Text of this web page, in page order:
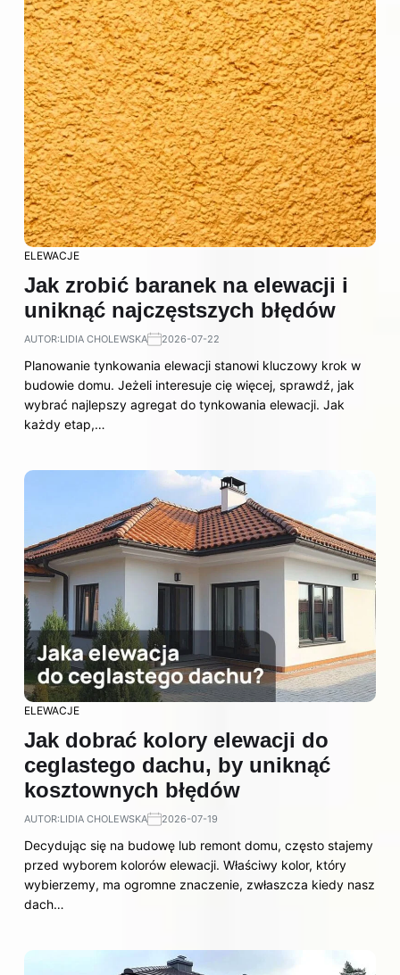
ELEWACJE
Jak zrobić baranek na elewacji i
uniknąć najczęstszych błędów
AUTOR:LIDIA CHOLEWSKA 2026-07-22
Planowanie tynkowania elewacji stanowi kluczowy krok w
budowie domu. Jeżeli interesuje cię więcej, sprawdź, jak
wybrać najlepszy agregat do tynkowania elewacji. Jak
każdy etap,…
ELEWACJE
Jak dobrać kolory elewacji do
ceglastego dachu, by uniknąć
kosztownych błędów
AUTOR:LIDIA CHOLEWSKA 2026-07-19
Decydując się na budowę lub remont domu, często stajemy
przed wyborem kolorów elewacji. Właściwy kolor, który
wybierzemy, ma ogromne znaczenie, zwłaszcza kiedy nasz
dach…